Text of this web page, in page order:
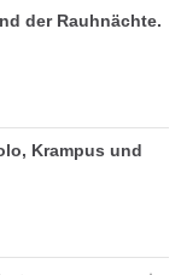
der Rauhnächte.
Krampus und